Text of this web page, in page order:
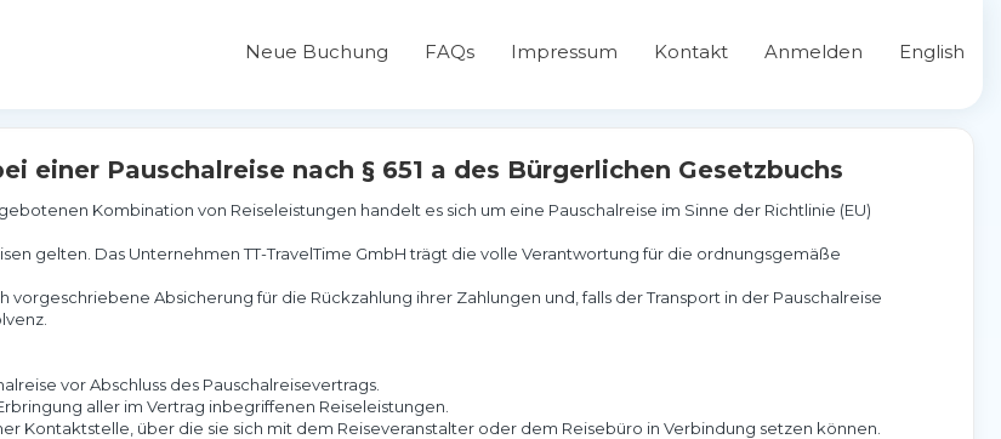
Neue Buchung FAQs Impressum Kontakt Anmelden English
einer Pauschalreise nach § 651 a des Bürgerlichen Gesetzbuchs
Kombination von Reiseleistungen handelt es sich um eine Pauschalreise im Sinne der Richtlinie (EU)
gelten. Das Unternehmen TT-TravelTime GmbH trägt die volle Verantwortung für die ordnungsgemäße
Absicherung für die Rückzahlung ihrer Zahlungen und, falls der Transport in der Pauschalreise
vor Abschluss des Pauschalreisevertrags.
aller im Vertrag inbegriffenen Reiseleistungen.
Kontaktstelle, über die sie sich mit dem Reiseveranstalter oder dem Reisebüro in Verbindung setzen können.